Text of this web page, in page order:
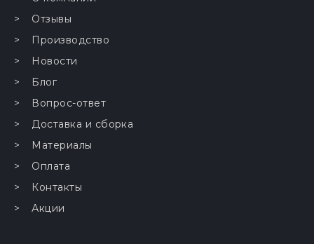
Отзывы
Производство
Новости
Блог
Вопрос-ответ
Доставка и сборка
Материалы
Оплата
Контакты
Акции